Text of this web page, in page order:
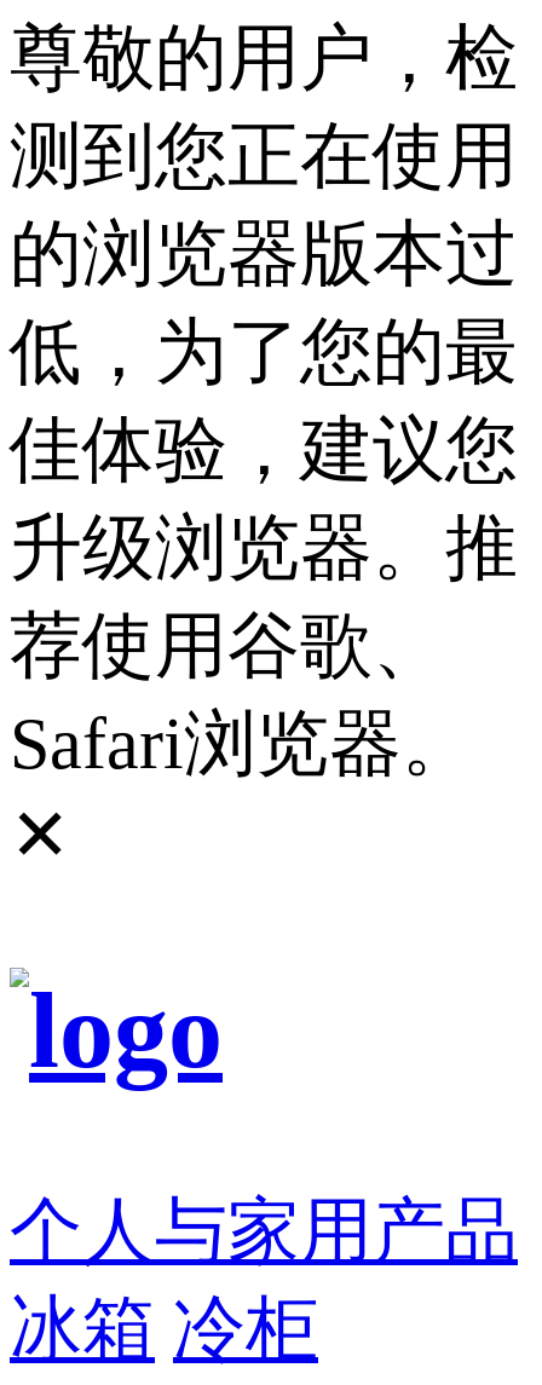
尊敬的用户，检
测到您正在使用
的浏览器版本过
低，为了您的最
佳体验，建议您
升级浏览器。推
荐使用谷歌、
Safari浏览器。
✕
个人与家用产品
冰箱 冷柜